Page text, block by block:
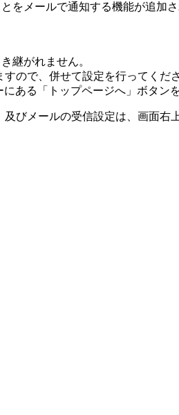
をメールで通知する機能が追
継がれません。
ので、併せて設定を行ってくださ
ある「トップページへ」ボタン
メールの受信設定は、画面右